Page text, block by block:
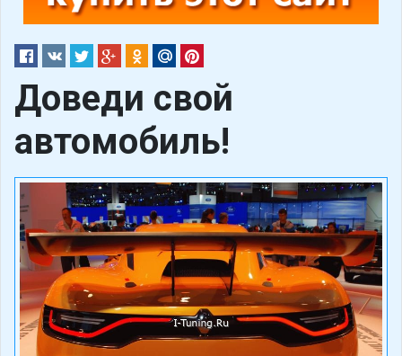
Доведи свой
автомобиль!